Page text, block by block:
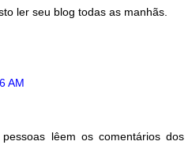
ler seu blog todas as manhãs.
AM
lêem os comentários dos